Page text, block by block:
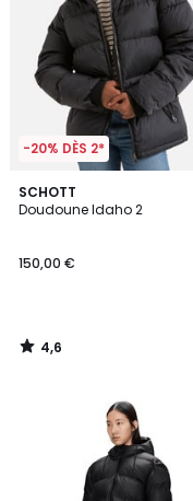
-20% DÈS 2*
SCHOTT
Doudoune Idaho 2
150,00 €
4,6
/ 5
4,6
/